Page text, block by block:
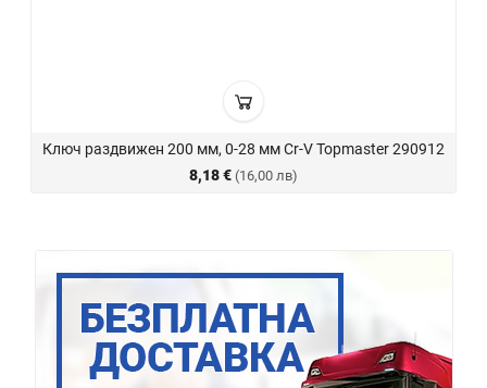
Ключ раздвижен 200 мм, 0-28 мм Cr-V Topmaster 290912
8,18 € (16,00 лв)